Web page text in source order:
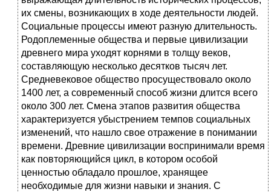
их смены, возникающих в ходе деятельности людей.
Социальные процессы имеют разную длительность.
Родоплеменные общества и первые цивилизации
древнего мира уходят корнями в толщу веков,
составляющую несколько десятков тысяч лет.
Средневековое общество просуществовало около
1400 лет, а современный способ жизни длится всего
около 300 лет. Смена этапов развития общества
характеризуется убыстрением темпов социальных
изменений, что нашло свое отражение в понимании
времени. Древние цивилизации воспринимали время
как повторяющийся цикл, в котором особой
ценностью обладало прошлое, хранящее
необходимые для жизни навыки и знания. С